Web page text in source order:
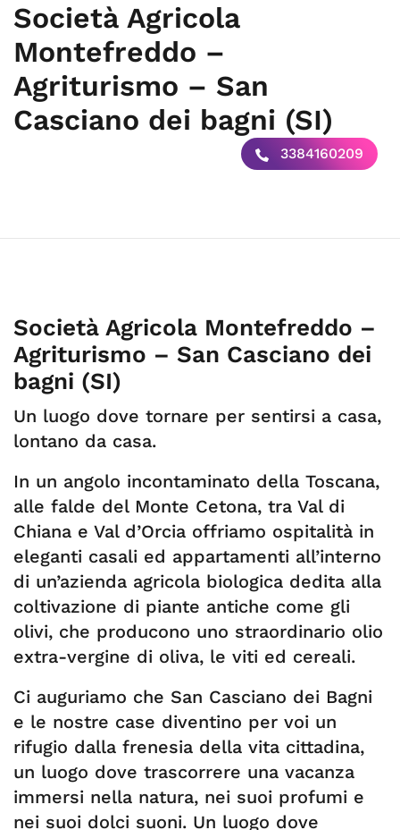
Società Agricola
Montefreddo –
Agriturismo – San
Casciano dei bagni (SI)
3384160209
Società Agricola Montefreddo –
Agriturismo – San Casciano dei
bagni (SI)
Un luogo dove tornare per sentirsi a casa,
lontano da casa.
In un angolo incontaminato della Toscana,
alle falde del Monte Cetona, tra Val di
Chiana e Val d’Orcia offriamo ospitalità in
eleganti casali ed appartamenti all’interno
di un’azienda agricola biologica dedita alla
coltivazione di piante antiche come gli
olivi, che producono uno straordinario olio
extra-vergine di oliva, le viti ed cereali.
Ci auguriamo che San Casciano dei Bagni
e le nostre case diventino per voi un
rifugio dalla frenesia della vita cittadina,
un luogo dove trascorrere una vacanza
immersi nella natura, nei suoi profumi e
nei suoi dolci suoni. Un luogo dove